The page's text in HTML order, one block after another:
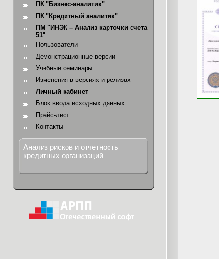
ПК "Бизнес-аналитик"
ПК "Кредитный аналитик"
ПМ "ИНЭК – Анализ карточки счета
51"
Пользователи
Демонстрационные версии
Учебные семинары
Изменения в версиях и релизах
Личный кабинет
Блок ввода исходных данных
Прайс-лист
Контакты
Анализ рисков и отчетность
кредитных организаций